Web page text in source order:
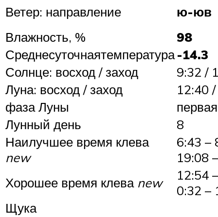
Ветер: направление
ю-юв
Влажность, %
98
Среднесуточнаятемпература-14.3
Солнце: восход / заход
9:32 /
Луна: восход / заход
12:40
фаза Луны
Лунный день
8
Наилучшее время клева
new
6:43 –
19:08
Хорошее время клева new
12:54
0:32 –
Щука